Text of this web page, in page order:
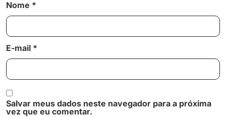
Nome *
E-mail *
Salvar meus dados neste navegador para a próxima
vez que eu comentar.